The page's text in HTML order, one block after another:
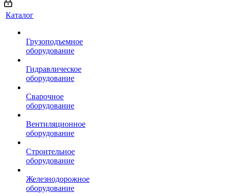
Каталог
Грузоподъемное
оборудование
Гидравлическое
оборудование
Сварочное
оборудование
Вентиляционное
оборудование
Строительное
оборудование
Железнодорожное
оборудование